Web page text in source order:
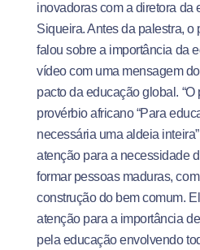
inovadoras com a diretora da
Siqueira. Antes da palestra, o
falou sobre a importância da
vídeo com uma mensagem
pacto da educação global.
provérbio africano “Para
necessária uma aldeia
atenção para a necessidade
formar pessoas maduras,
construção do bem comum.
atenção para a importância
pela educação envolvendo